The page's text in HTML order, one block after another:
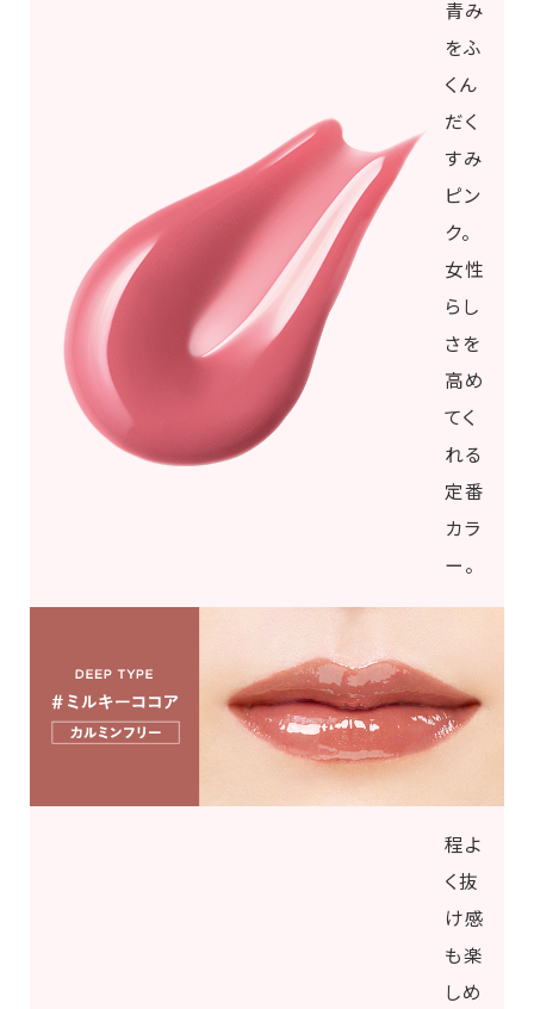
青み
をふ
くん
だく
すみ
ピン
ク。
女性
らし
さを
高め
てく
れる
定番
カラ
ー。
程よ
く抜
け感
も楽
しめ